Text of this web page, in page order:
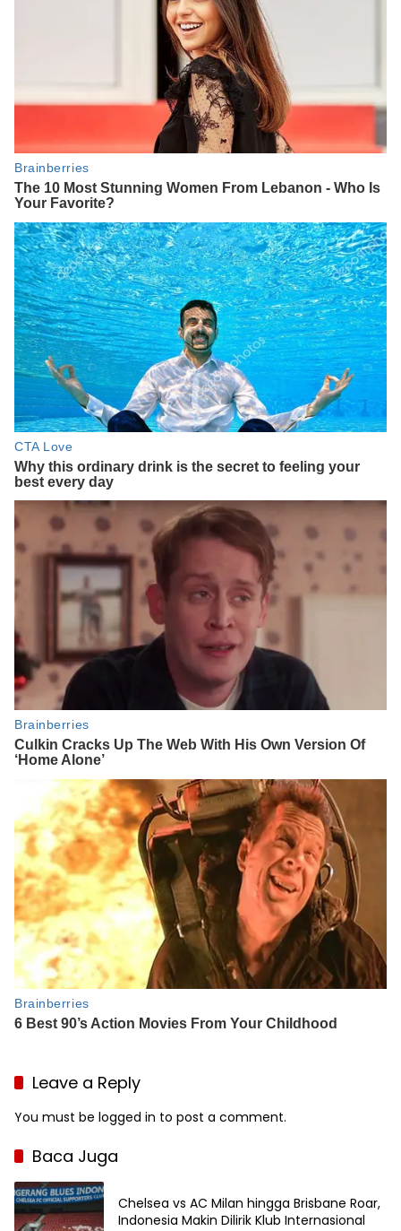
Leave a Reply
You must be logged in to post a comment.
Baca Juga
Chelsea vs AC Milan hingga Brisbane Roar,
Indonesia Makin Dilirik Klub Internasional